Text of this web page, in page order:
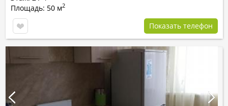
Площадь: 50 м2
Показать телефон